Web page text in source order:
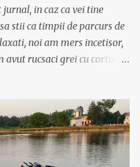
in caz ca vei tine
stii ca timpii de parcurs de
noi am mers incetisor,
avut rucsaci grei cu corturi si
la aer curat. Si unde se
, cea mai lunga creasta
trei varfuri:
planuit sa parcurgem